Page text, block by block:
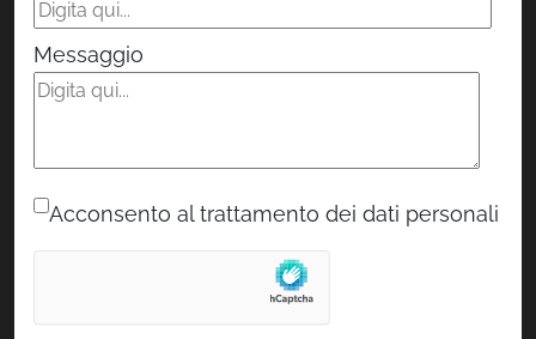
Messaggio
Acconsento al trattamento dei dati personali